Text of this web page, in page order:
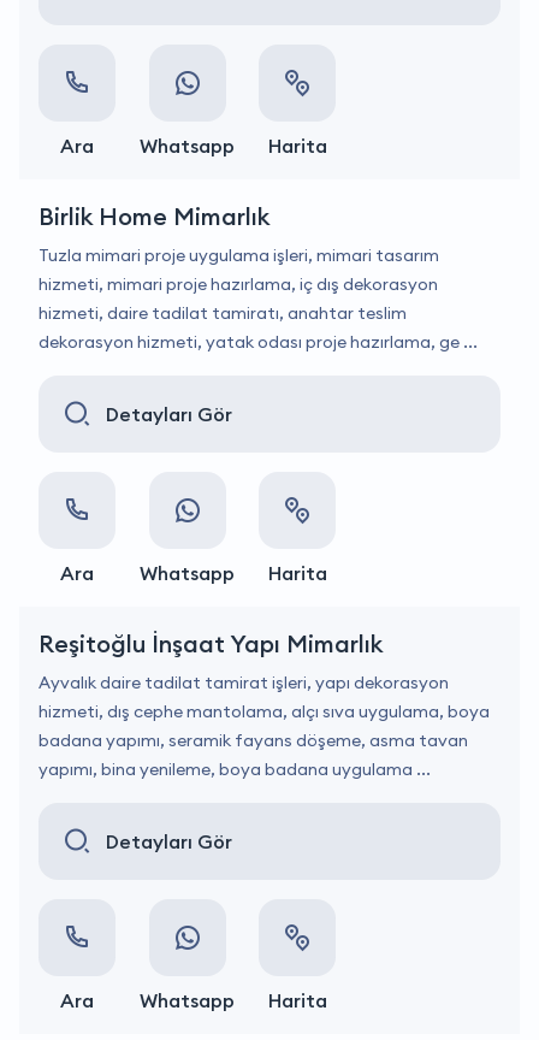
Ara Whatsapp Harita
Birlik Home Mimarlık
Tuzla mimari proje uygulama işleri, mimari tasarım
hizmeti, mimari proje hazırlama, iç dış dekorasyon
hizmeti, daire tadilat tamiratı, anahtar teslim
dekorasyon hizmeti, yatak odası proje hazırlama, ge ...
Detayları Gör
Ara Whatsapp Harita
Reşitoğlu İnşaat Yapı Mimarlık
Ayvalık daire tadilat tamirat işleri, yapı dekorasyon
hizmeti, dış cephe mantolama, alçı sıva uygulama, boya
badana yapımı, seramik fayans döşeme, asma tavan
yapımı, bina yenileme, boya badana uygulama ...
Detayları Gör
Ara Whatsapp Harita